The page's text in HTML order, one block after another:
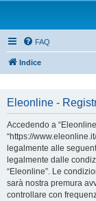
FAQ
Indice
Eleonline -
Accedendo a
“https://
legalmente alle
legalmente dalle
“Eleonline”. Le
sarà nostra premura
controllare con